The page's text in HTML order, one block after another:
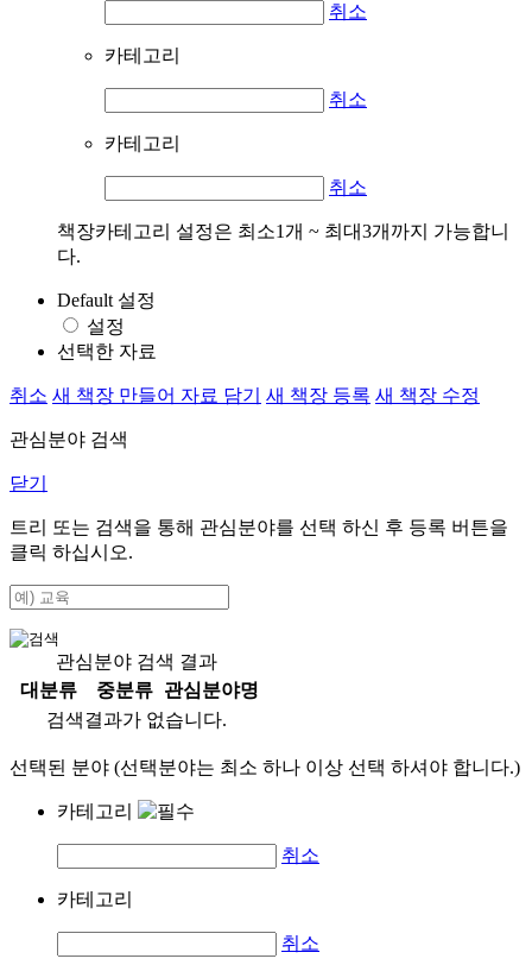
취소
카테고리
취소
카테고리
취소
책장카테고리 설정은 최소1개 ~ 최대3개까지 가능합니
다.
Default 설정
설정
선택한 자료
취소 새 책장 만들어 자료 담기 새 책장 등록 새 책장 수정
관심분야 검색
닫기
트리 또는 검색을 통해 관심분야를 선택 하신 후 등록 버튼을
클릭 하십시오.
관심분야 검색 결과
대분류
중분류
관심분야명
검색결과가 없습니다.
선택된 분야 (선택분야는 최소 하나 이상 선택 하셔야 합니다.)
카테고리
취소
카테고리
취소